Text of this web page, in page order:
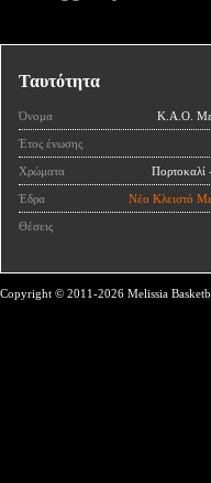
Ταυτότητα
Όνομα Κ.Α.Ο.
Έτος ένωσης
Χρώματα
Έδρα Νέο Κλειστό
Θέσεις
Copyright © 2011-2026 Melissia